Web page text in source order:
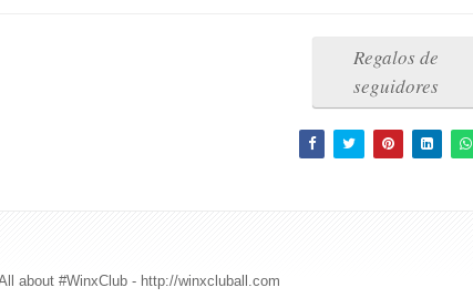
Regalos de
seguidores
about #WinxClub - http://winxcluball.com